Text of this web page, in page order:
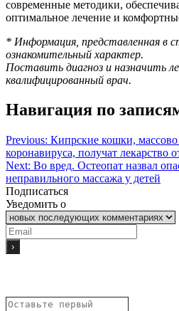
современные методики,
оптимальное лечение и
* Информация, представленная в
ознакомительный характер.
Поставить диагноз и назначить
квалифицированный врач.
Навигация по
Previous: Кипрские кошки,
коронавируса, получат лекарство
Next: Во вред. Остеопат назвал
неправильного массажа у детей
Подписаться
Уведомить о